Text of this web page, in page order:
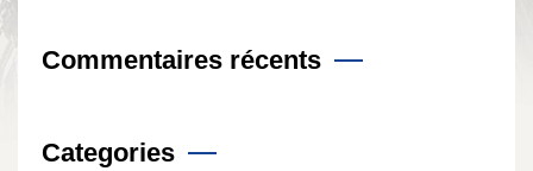
Commentaires récents
Categories